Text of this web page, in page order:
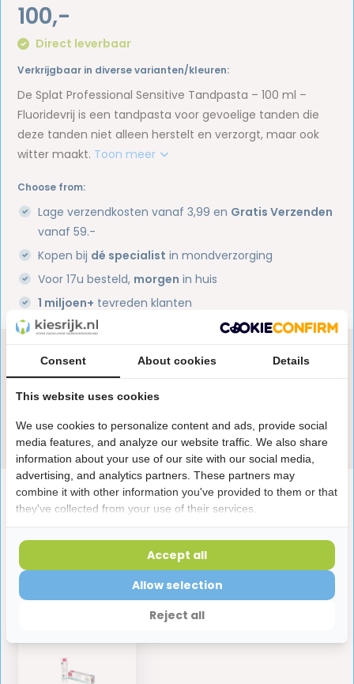
100,-
Direct leverbaar
Verkrijgbaar in diverse varianten/kleuren:
De Splat Professional Sensitive Tandpasta – 100 ml –
Fluoridevrij is een tandpasta voor gevoelige tanden die
deze tanden niet alleen herstelt en verzorgt, maar ook
witter maakt. Toon meer
Choose from:
Lage verzendkosten vanaf 3,99 en Gratis Verzenden
vanaf 59.-
Kopen bij dé specialist in mondverzorging
Voor 17u besteld, morgen in huis
1 miljoen+ tevreden klanten
Productomschrijving
Reviews
Heb je een vraag over dit product?
Onze specialisten helpen je graag! Spreek ons aan
in de chat of stuur een e-mail.
Stuur e-mail
Laatst bekeken producten
Consent About cookies Details
This website uses cookies
We use cookies to personalize content and ads, provide social
media features, and analyze our website traffic. We also share
information about your use of our site with our social media,
advertising, and analytics partners. These partners may
combine it with other information you've provided to them or that
they've collected from your use of their services.
Reject all
Allow selection
Accept all